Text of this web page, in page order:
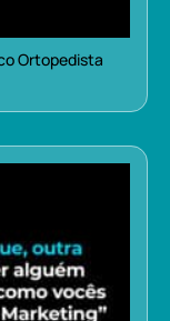
Ortopedista